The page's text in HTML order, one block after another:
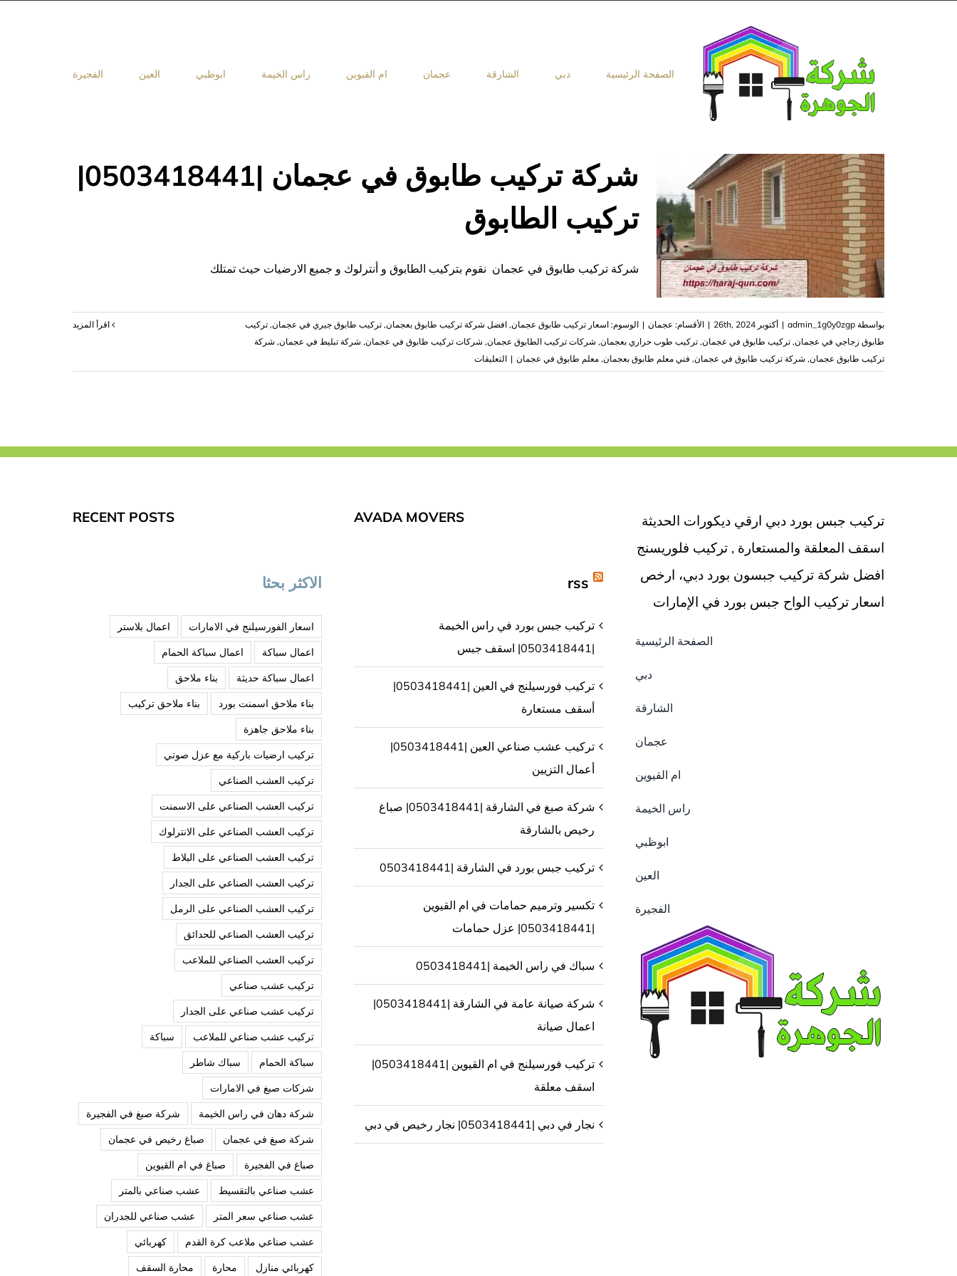
الصفحة الرئيسية دبي الشارقة عجمان ام القيوين راس الخيمة ابوظبي العين الفجيرة
شركة تركيب طابوق في عجمان |0503418441|
تركيب الطابوق
شركة تركيب طابوق في عجمان نقوم بتركيب الطابوق و أنترلوك و جميع الارضيات حيث تمتلك
بواسطة admin_1g0y0zgp
| أكتوبر 26th, 2024 | الأقسام: عجمان | الوسوم: اسعار تركيب طابوق عجمان, افضل شركة تركيب طابوق بعجمان, تركيب طابوق جيري في عجمان, تركيب
طابوق زجاجي في عجمان, تركيب طابوق في عجمان, تركيب طوب حراري بعجمان, شركات تركيب الطابوق عجمان, شركات تركيب طابوق في عجمان, شركة تبليط في عجمان, شركة
تركيب طابوق عجمان, شركة تركيب طابوق في عجمان, فني معلم طابوق بعجمان, معلم طابوق في عجمان | التعليقاتعلى
شركة
|0503418441|
مغلقة
تركيب جبس بورد دبي ارقي ديكورات الحديثة
اسقف المعلقة والمستعارة , تركيب فلوريسنج
افضل شركة تركيب جبسون بورد دبي، ارخص
اسعار تركيب الواح جبس بورد في الإمارات
الصفحة الرئيسية
دبي
الشارقة
عجمان
ام القيوين
راس الخيمة
ابوظبي
العين
الفجيرة
AVADA MOVERS
rss
تركيب جبس بورد في راس الخيمة
|0503418441| اسقف جبس
تركيب فورسيلنج في العين |0503418441|
أسقف مستعارة
تركيب عشب صناعي العين |0503418441|
أعمال التزيين
شركة صبغ في الشارقة |0503418441| صباغ
رخيص بالشارقة
تركيب جبس بورد في الشارقة |0503418441
تكسير وترميم حمامات في ام القيوين
|0503418441| عزل حمامات
سباك في راس الخيمة |0503418441
شركة صيانة عامة في الشارقة |0503418441|
اعمال صيانة
تركيب فورسيلنج في ام القيوين |0503418441|
اسقف معلقة
نجار في دبي |0503418441| نجار رخيص في دبي
RECENT POSTS
الاكثر بحثا
اسعار الفورسيلنج في الامارات
اعمال بلاستر
اعمال سباكة
اعمال سباكة الحمام
اعمال سباكة حديثة
بناء ملاحق
بناء ملاحق اسمنت بورد
بناء ملاحق تركيب
بناء ملاحق جاهزة
تركيب ارضيات باركية مع عزل صوتي
تركيب العشب الصناعي
تركيب العشب الصناعي على الاسمنت
تركيب العشب الصناعي على الانترلوك
تركيب العشب الصناعي على البلاط
تركيب العشب الصناعي على الجدار
تركيب العشب الصناعي على الرمل
تركيب العشب الصناعي للحدائق
تركيب العشب الصناعي للملاعب
تركيب عشب صناعي
تركيب عشب صناعي على الجدار
تركيب عشب صناعي للملاعب
سباكة
سباكة الحمام
سباك شاطر
شركات صبغ في الامارات
شركة دهان في راس الخيمة
شركة صبغ في الفجيرة
شركة صبغ في عجمان
صباغ رخيص في عجمان
صباغ في الفجيرة
صباغ في ام القيوين
عشب صناعي بالتقسيط
عشب صناعي بالمتر
عشب صناعي سعر المتر
عشب صناعي للجدران
عشب صناعي ملاعب كرة القدم
كهربائي
كهربائي منازل
محارة محارة السقف